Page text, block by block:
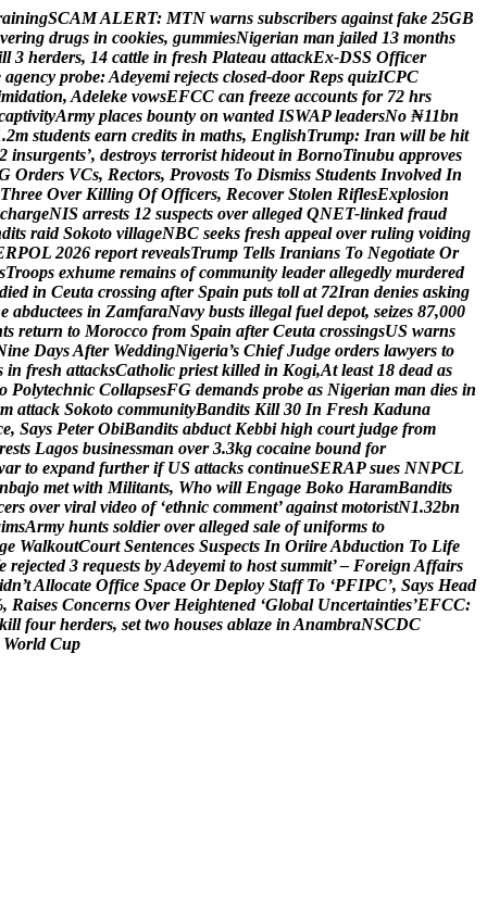
ainingSCAMALERT: MTN warns subscribers against fake 25GB
vering drugs in cookies, gummiesNigerian man jailed 13 months
ll 3 herders, 14 cattle in fresh Plateau attackEx-DSS Officer
agency probe:Adeyemi rejects closed-door Reps quizICPC
midation, Adeleke vowsEFCC can freeze accounts for 72 hrs
aptivityArmy places bounty on wanted ISWAP leadersNo ₦11bn
.2m students earn credits in maths, EnglishTrump: Iran will be hit
2 insurgents’, destroys terrorist hideout in BornoTinubu approves
Orders VCs, Rectors, Provosts To Dismiss Students Involved In
Three Over Killing Of Officers, Recover Stolen RiflesExplosion
chargeNIS arrests 12 suspects over alleged QNET-linked fraud
dits raid Sokoto villageNBC seeks fresh appeal over ruling voiding
RPOL 2026 report revealsTrump Tells Iranians To Negotiate Or
sTroops exhume remains of community leader allegedly murdered
died in Ceuta crossing after Spain puts toll at 72Iran denies asking
e abductees in ZamfaraNavy busts illegal fuel depot, seizes 87,000
ts return to Morocco from Spain after Ceuta crossingsUS warns
ine DaysAfter WeddingNigeria’s Chief Judge orders lawyers to
in fresh attacksCatholic priest killed in Kogi,At least 18 dead as
o Polytechnic CollapsesFG demands probe as Nigerian man dies in
m attack Sokoto communityBandits Kill 30 In Fresh Kaduna
e, Says Peter ObiBandits abduct Kebbi high court judge from
rests Lagos businessman over 3.3kg cocaine bound for
ar to expand further if US attacks continueSERAP sues NNPCL
nbajo met with Militants, Who will Engage Boko HaramBandits
ers over viral video of ‘ethnic comment’ against motoristN1.32bn
imsArmy hunts soldier over alleged sale of uniforms to
ge WalkoutCourt Sentences Suspects In OriireAbduction To Life
e rejected 3 requests byAdeyemi to host summit’ – Foreign Affairs
idn’tAllocate Office Space Or Deploy Staff To ‘PFIPC’, Says Head
, Raises Concerns Over Heightened ‘Global Uncertainties’EFCC:
kill four herders, set two houses ablaze in AnambraNSCDC
World Cup